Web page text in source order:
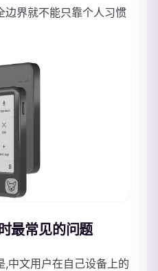
界就不能只靠个人习惯
最常见的问题
,中文用户在自己设备上的